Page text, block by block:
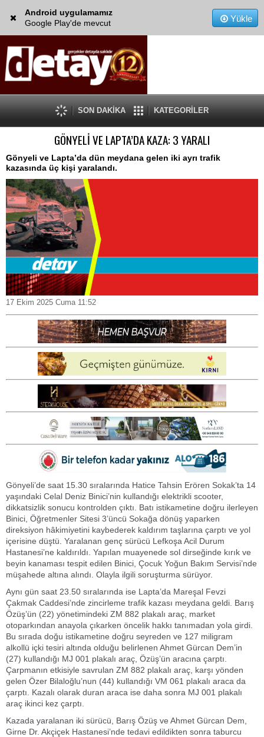
Android uygulamamız
Google Play'de mevcut
Yükle
SON DAKİKA KATEGORİLER
GÖNYELİ VE LAPTA’DA KAZA: 3 YARALI
Gönyeli ve Lapta’da dün meydana gelen iki ayrı trafik
kazasında üç kişi yaralandı.
17 Ekim 2025 Cuma 11:52
Gönyeli’de saat 15.30 sıralarında Hatice Tahsin Erören Sokak’ta 14
yaşındaki Celal Deniz Binici’nin kullandığı elektrikli scooter,
dikkatsizlik sonucu kontrolden çıktı. Batı istikametine doğru ilerleyen
Binici, Öğretmenler Sitesi 3’üncü Sokağa dönüş yaparken
direksiyon hâkimiyetini kaybederek kaldırım taşlarına çarptı ve yol
içerisine düştü. Yaralanan genç sürücü Lefkoşa Acil Durum
Hastanesi’ne kaldırıldı. Yapılan muayenede sol dirseğinde kırık ve
beyin kanaması tespit edilen Binici, Çocuk Yoğun Bakım Servisi’nde
müşahede altına alındı. Olayla ilgili soruşturma sürüyor.
Aynı gün saat 23.50 sıralarında ise Lapta’da Mareşal Fevzi
Çakmak Caddesi’nde zincirleme trafik kazası meydana geldi. Barış
Özüş’ün (22) yönetimindeki ZM 882 plakalı araç, market
otoparkından anayola çıkarken öncelik hakkı tanımadan yola girdi.
Bu sırada doğu istikametine doğru seyreden ve 127 miligram
alkollü içki tesiri altında olduğu belirlenen Ahmet Gürcan Dem’in
(27) kullandığı MJ 001 plakalı araç, Özüş’ün aracına çarptı.
Çarpmanın etkisiyle savrulan ZM 882 plakalı araç, karşı yönden
gelen Özer Bilaloğlu’nun (44) kullandığı VM 061 plakalı araca da
çarptı. Kazalı olarak duran araca ise daha sonra MJ 001 plakalı
araç ikinci kez çarptı.
Kazada yaralanan iki sürücü, Barış Özüş ve Ahmet Gürcan Dem,
Girne Dr. Akçiçek Hastanesi’nde tedavi edildikten sonra taburcu